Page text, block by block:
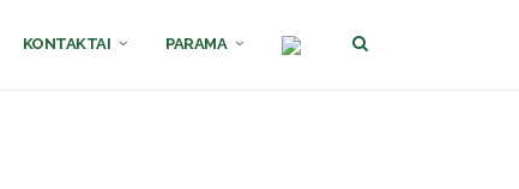
KONTAKTAI PARAMA